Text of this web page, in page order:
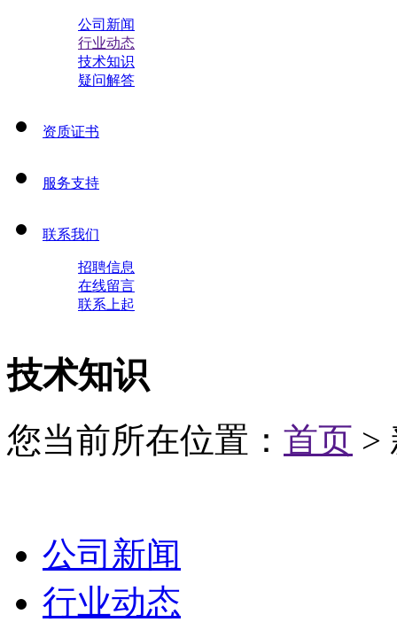
公司新闻
行业动态
技术知识
疑问解答
资质证书
服务支持
联系我们
招聘信息
在线留言
联系上起
技术知识
您当前所在位置： 首页 >
公司新闻
行业动态